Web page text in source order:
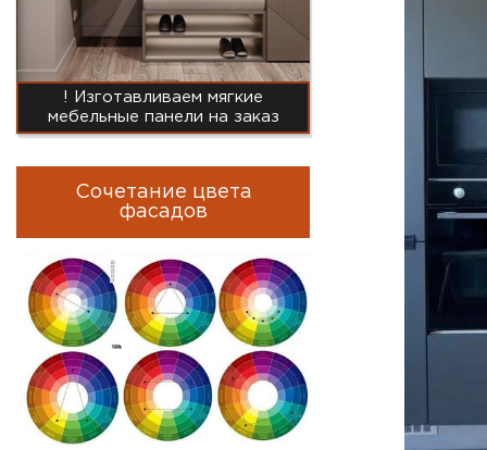
! Изготавливаем мягкие
мебельные панели на заказ
Сочетание цвета
фасадов